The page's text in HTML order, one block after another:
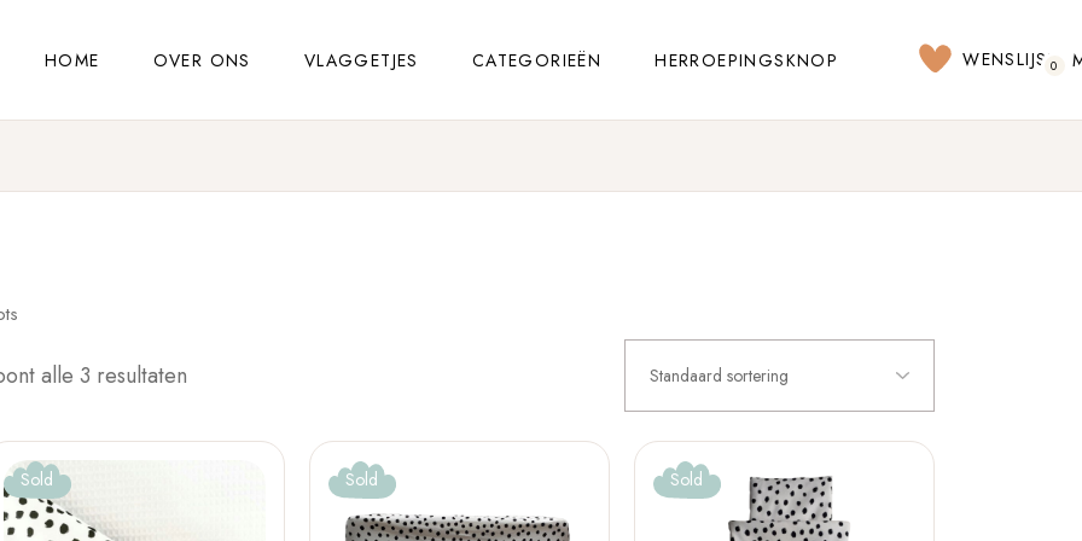
HOME OVER ONS VLAGGETJES CATEGORIEËN HERROEPINGSKNOP WENSLIJST
0
alle 3 resultaten Standaard sortering
Sold Sold Sold